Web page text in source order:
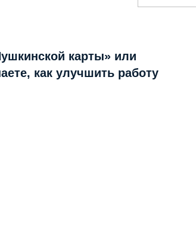
карты» или
как улучшить работу